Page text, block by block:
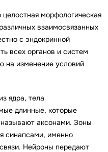
целостная морфологическая
взаимосвязанных
с эндокринной
всех органов и систем
на изменение условий
ядра, тела
длинные, которые
аксонами. Зоны
синапсами, именно
Нейроны передают